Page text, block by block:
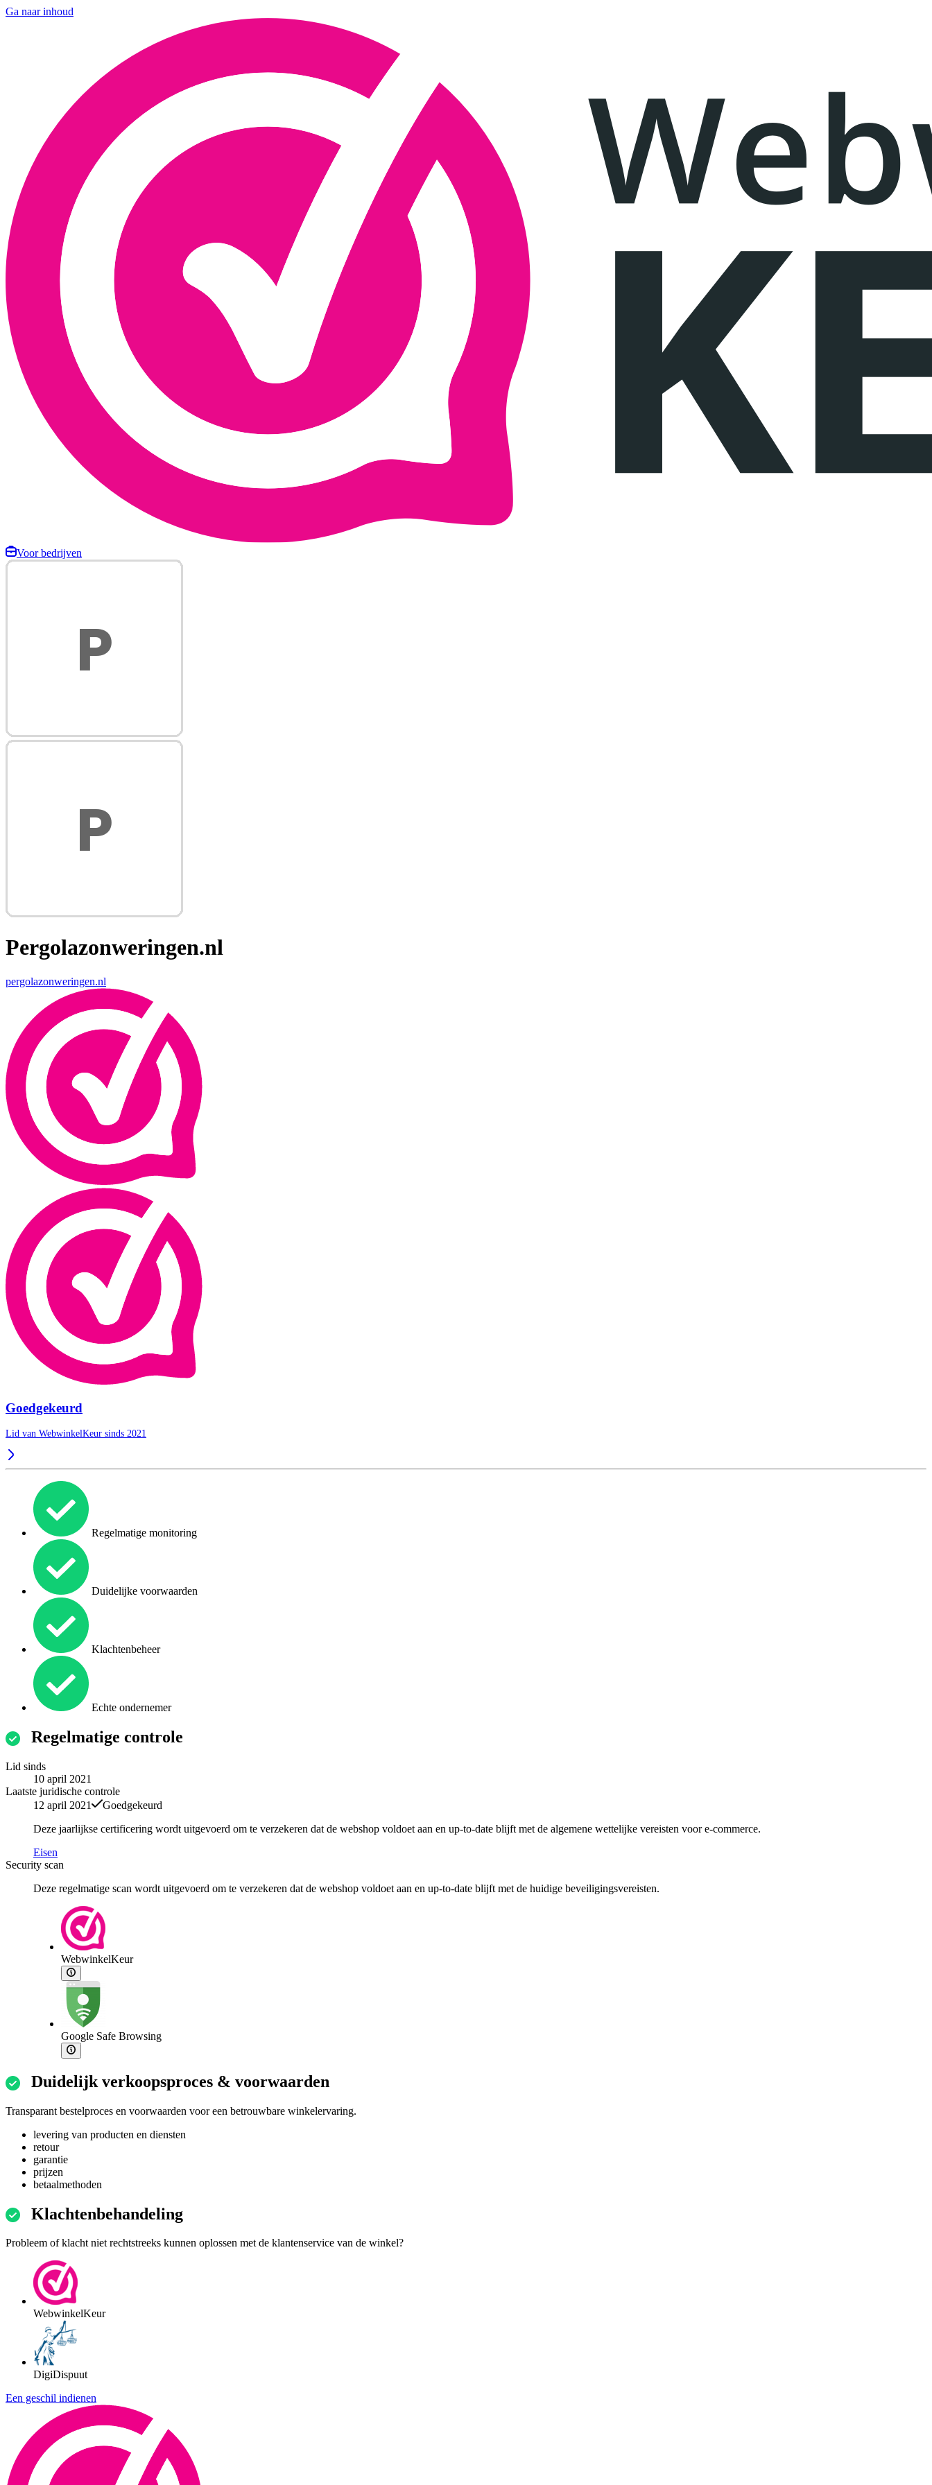
Ga naar inhoud
Voor bedrijven
Pergolazonweringen.nl
pergolazonweringen.nl
Goedgekeurd
Lid van WebwinkelKeur sinds 2021
Regelmatige monitoring
Duidelijke voorwaarden
Klachtenbeheer
Echte ondernemer
Regelmatige controle
Lid sinds
10 april 2021
Laatste juridische controle
12 april 2021
Goedgekeurd
Deze jaarlijkse certificering wordt uitgevoerd om te verzekeren dat de webshop voldoet aan en up-to-date blijft met de algemene wettelijke vereisten voor e-commerce.
Eisen
Security scan
Deze regelmatige scan wordt uitgevoerd om te verzekeren dat de webshop voldoet aan en up-to-date blijft met de huidige beveiligingsvereisten.
WebwinkelKeur
Google Safe Browsing
Duidelijk verkoopsproces & voorwaarden
Transparant bestelproces en voorwaarden voor een betrouwbare winkelervaring.
levering van producten en diensten
retour
garantie
prijzen
betaalmethoden
Klachtenbehandeling
Probleem of klacht niet rechtstreeks kunnen oplossen met de klantenservice van de winkel?
WebwinkelKeur
DigiDispuut
Een geschil indienen